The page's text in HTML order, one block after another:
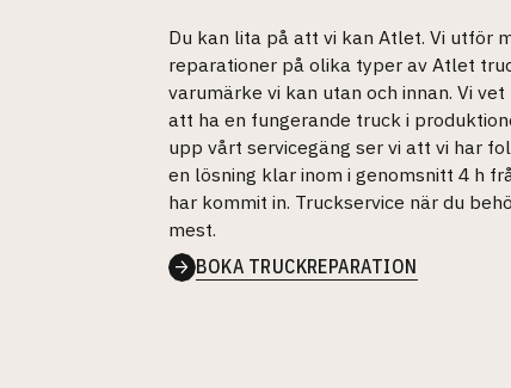
Du kan lita på att vi kan Atlet. Vi utför
reparationer på olika typer av Atlet
varumärke vi kan utan och innan. Vi
att ha en fungerande truck i
upp vårt servicegäng ser vi att vi har
en lösning klar inom i genomsnitt 4 h
har kommit in. Truckservice när du
mest.
BOKA TRUCKREPARATION